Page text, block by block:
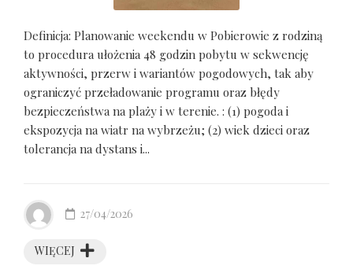
Definicja: Planowanie weekendu w Pobierowie z rodziną
to procedura ułożenia 48 godzin pobytu w sekwencję
aktywności, przerw i wariantów pogodowych, tak aby
ograniczyć przeładowanie programu oraz błędy
bezpieczeństwa na plaży i w terenie. : (1) pogoda i
ekspozycja na wiatr na wybrzeżu; (2) wiek dzieci oraz
tolerancja na dystans i...
WIĘCEJ
27/04/2026